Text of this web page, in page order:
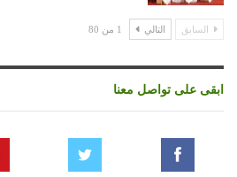
السابق التالي 1 من 80
ابقى على تواصل معنا